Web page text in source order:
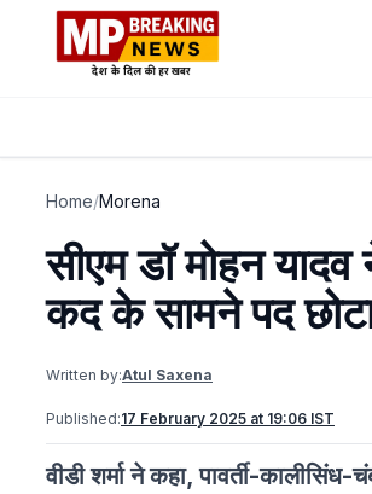
Home/Morena
सीएम डॉ मोहन
कद के सामने पद
Written by:Atul Saxena
Published:17 February 2025 at 19:06 IST
वीडी शर्मा ने कहा, पावर्ती-